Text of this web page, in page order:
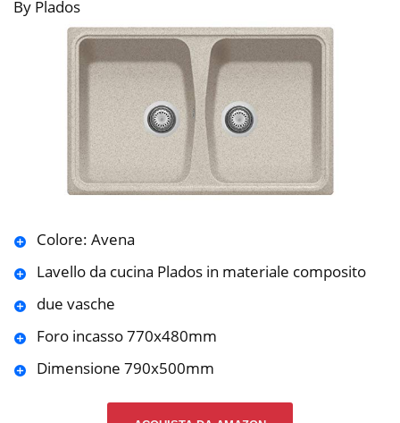
By Plados
Colore: Avena
Lavello da cucina Plados in materiale composito
due vasche
Foro incasso 770x480mm
Dimensione 790x500mm